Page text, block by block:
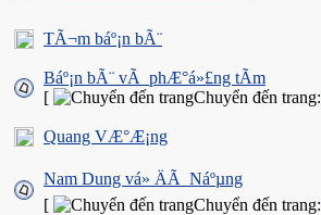
TÃ¬m báº¡n bÃ¨
Báº¡n bÃ¨ vÃ phÆ°á»£ng tÃ­m
[
Chuyển đến trang:
Quang VÆ°Æ¡ng
Nam Dung vá» ÄÃ Náºµng
[
Chuyển đến trang: